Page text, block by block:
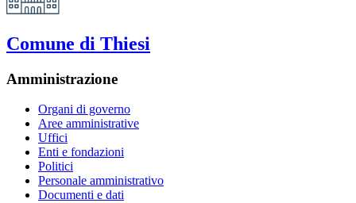
Comune di Thiesi
Amministrazione
Organi di governo
Aree amministrative
Uffici
Enti e fondazioni
Politici
Personale amministrativo
Documenti e dati